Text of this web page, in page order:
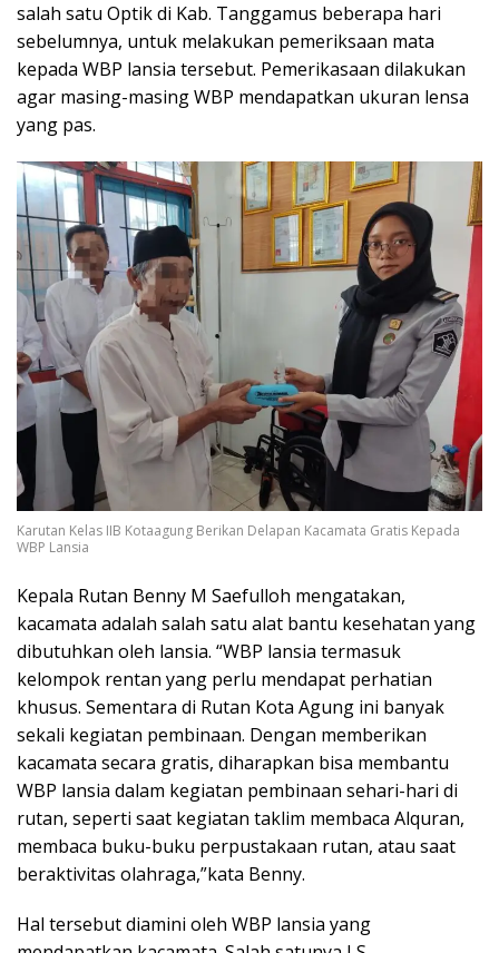
salah satu Optik di Kab. Tanggamus beberapa hari
sebelumnya, untuk melakukan pemeriksaan mata
kepada WBP lansia tersebut. Pemerikasaan dilakukan
agar masing-masing WBP mendapatkan ukuran lensa
yang pas.
Karutan Kelas IIB Kotaagung Berikan Delapan Kacamata Gratis Kepada
WBP Lansia
Kepala Rutan Benny M Saefulloh mengatakan,
kacamata adalah salah satu alat bantu kesehatan yang
dibutuhkan oleh lansia. “WBP lansia termasuk
kelompok rentan yang perlu mendapat perhatian
khusus. Sementara di Rutan Kota Agung ini banyak
sekali kegiatan pembinaan. Dengan memberikan
kacamata secara gratis, diharapkan bisa membantu
WBP lansia dalam kegiatan pembinaan sehari-hari di
rutan, seperti saat kegiatan taklim membaca Alquran,
membaca buku-buku perpustakaan rutan, atau saat
beraktivitas olahraga,”kata Benny.
Hal tersebut diamini oleh WBP lansia yang